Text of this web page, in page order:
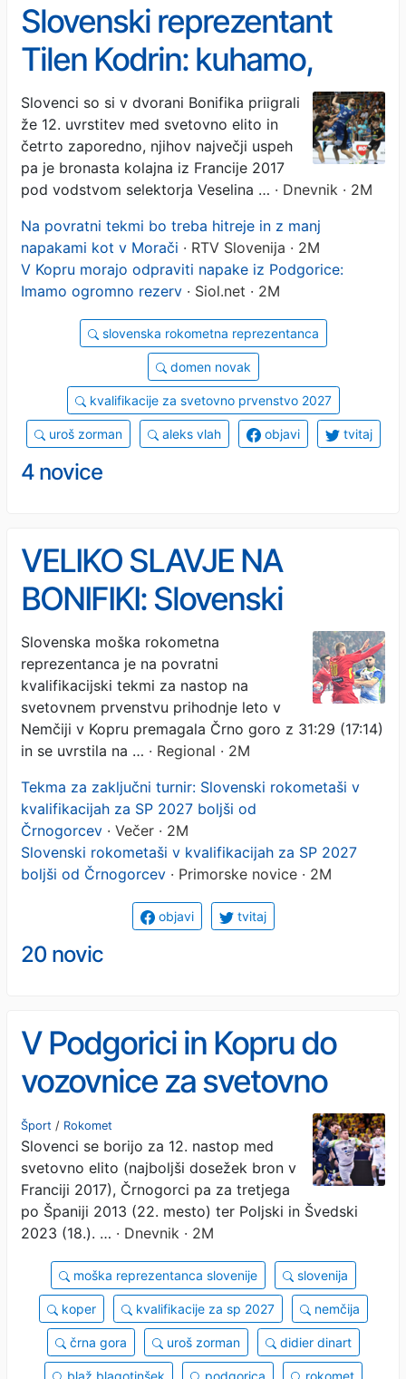
Slovenski reprezentant
Tilen Kodrin: kuhamo,
kuhamo in na koncu
zakuhamo
Slovenci so si v dvorani Bonifika priigrali
že 12. uvrstitev med svetovno elito in
četrto zaporedno, njihov največji uspeh
pa je bronasta kolajna iz Francije 2017
pod vodstvom selektorja Veselina … · Dnevnik · 2M
Na povratni tekmi bo treba hitreje in z manj
napakami kot v Morači · RTV Slovenija · 2M
V Kopru morajo odpraviti napake iz Podgorice:
Imamo ogromno rezerv · Siol.net · 2M
slovenska rokometna reprezentanca
domen novak
kvalifikacije za svetovno prvenstvo 2027
uroš zorman aleks vlah objavi tvitaj
4 novice
VELIKO SLAVJE NA
BONIFIKI: Slovenski
rokometaši premagali
Črnogorce
Slovenska moška rokometna
reprezentanca je na povratni
kvalifikacijski tekmi za nastop na
svetovnem prvenstvu prihodnje leto v
Nemčiji v Kopru premagala Črno goro z 31:29 (17:14)
in se uvrstila na … · Regional · 2M
Tekma za zaključni turnir: Slovenski rokometaši v
kvalifikacijah za SP 2027 boljši od
Črnogorcev · Večer · 2M
Slovenski rokometaši v kvalifikacijah za SP 2027
boljši od Črnogorcev · Primorske novice · 2M
objavi tvitaj
20 novic
V Podgorici in Kopru do
vozovnice za svetovno
prvenstvo 2027 v Nemčiji
Šport / Rokomet
Slovenci se borijo za 12. nastop med
svetovno elito (najboljši dosežek bron v
Franciji 2017), Črnogorci pa za tretjega
po Španiji 2013 (22. mesto) ter Poljski in Švedski
2023 (18.). … · Dnevnik · 2M
moška reprezentanca slovenije slovenija
koper kvalifikacije za sp 2027 nemčija
črna gora uroš zorman didier dinart
blaž blagotinšek podgorica rokomet